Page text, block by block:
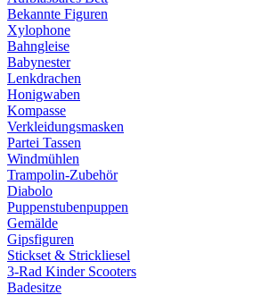
Bekannte Figuren
Xylophone
Bahngleise
Babynester
Lenkdrachen
Honigwaben
Kompasse
Verkleidungsmasken
Partei Tassen
Windmühlen
Trampolin-Zubehör
Diabolo
Puppenstubenpuppen
Gemälde
Gipsfiguren
Stickset & Strickliesel
3-Rad Kinder Scooters
Badesitze